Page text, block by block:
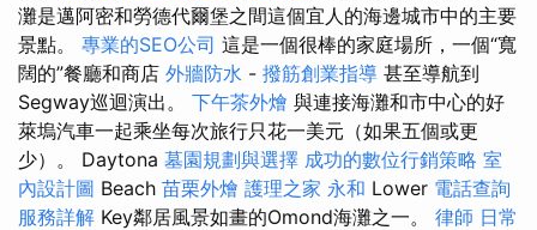
灘是邁阿密和勞德代爾堡之間這個宜人的海邊城市中的主要
景點。 專業的SEO公司 這是一個很棒的家庭場所，一個“寬
闊的”餐廳和商店 外牆防水 - 撥筋創業指導 甚至導航到
Segway巡迴演出。 下午茶外燴 與連接海灘和市中心的好
萊塢汽車一起乘坐每次旅行只花一美元（如果五個或更
少）。 Daytona 墓園規劃與選擇 成功的數位行銷策略 室
內設計圖 Beach 苗栗外燴 護理之家 永和 Lower 電話查詢
服務詳解 Key鄰居風景如畫的Omond海灘之一。 律師 日常